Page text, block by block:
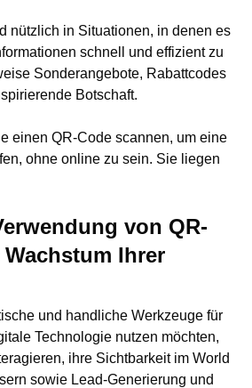
nützlich in Situationen, in denen es
schnell und effizient zu
Sonderangebote, Rabattcodes
Botschaft.
einen QR-Code scannen, um eine
ohne online zu sein. Sie liegen
von QR-
Ihrer
und handliche Werkzeuge für
Technologie nutzen möchten,
ihre Sichtbarkeit im World
sowie Lead-Generierung und